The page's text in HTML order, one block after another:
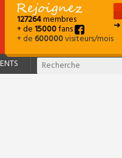
127264membres
+ de15000fans
+ de600000visiteurs/mois
➜